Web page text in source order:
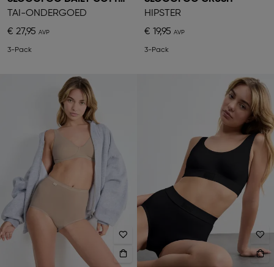
TAI-ONDERGOED
€ 27,95
3-Pack
HIPSTER
€ 19,95
3-Pack